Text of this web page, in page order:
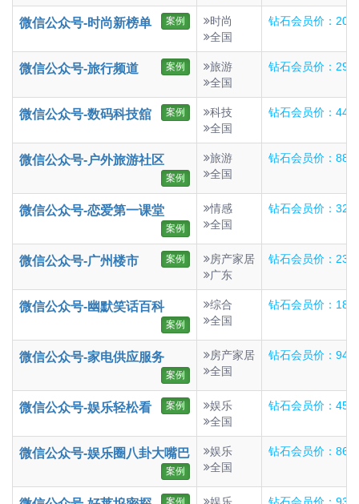
微信公众号-时尚新榜单 案例
时尚
全国
钻石会员价：206
微信公众号-旅行频道 案例
旅游
全国
钻石会员价：299
微信公众号-数码科技舘 案例
科技
全国
钻石会员价：447
微信公众号-户外旅游社区
案例
旅游
全国
钻石会员价：886
微信公众号-恋爱第一课堂
案例
情感
全国
钻石会员价：327
微信公众号-广州楼市 案例
房产家居
广东
钻石会员价：
微信公众号-幽默笑话百科
案例
综合
全国
钻石会员价：
微信公众号-家电供应服务
案例
房产家居
全国
钻石会员价：94元
微信公众号-娱乐轻松看 案例
娱乐
全国
钻石会员价：453
微信公众号-娱乐圈八卦大嘴巴
案例
娱乐
全国
钻石会员价：86元
案例